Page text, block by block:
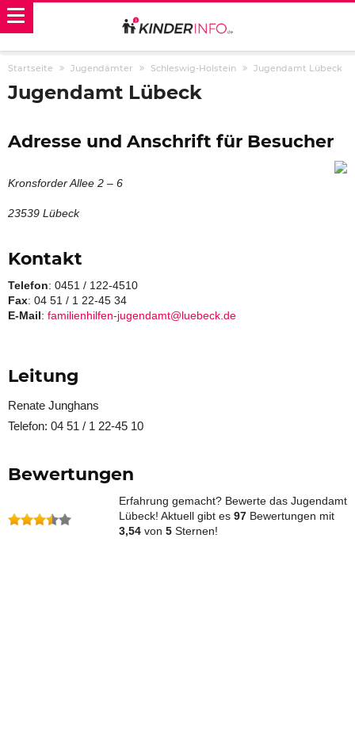
Startseite Jugendämter Schleswig-Holstein Jugendamt Lübeck
Jugendamt Lübeck
Adresse und Anschrift für Besucher
Kronsforder Allee 2 – 6
23539 Lübeck
Kontakt
Telefon: 0451 / 122-4510
Fax: 04 51 / 1 22-45 34
E-Mail: familienhilfen-jugendamt@luebeck.de
Leitung
Renate Junghans
Telefon: 04 51 / 1 22-45 10
Bewertungen
Erfahrung gemacht? Bewerte das Jugendamt
Lübeck! Aktuell gibt es 97 Bewertungen mit
3,54 von 5 Sternen!